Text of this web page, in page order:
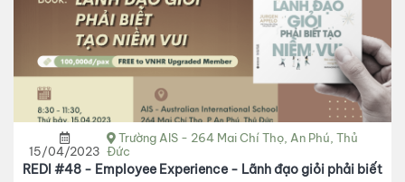
15/04/2023
Trường AIS - 264 Mai Chí Thọ, An Phú, Thủ
Đức
REDI #48 - Employee Experience - Lãnh đạo giỏi phải biết